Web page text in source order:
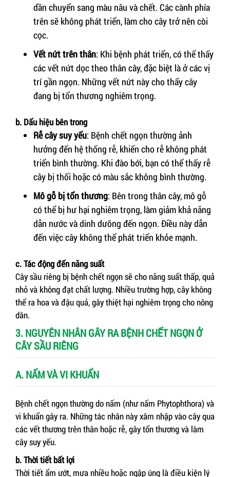
dần chuyển sang màu nâu và chết. Các cành phía
trên sẽ không phát triển, làm cho cây trở nên còi
cọc.
Vết nứt trên thân: Khi bệnh phát triển, có thể thấy
các vết nứt dọc theo thân cây, đặc biệt là ở các vị
trí gần ngọn. Những vết nứt này cho thấy cây
đang bị tổn thương nghiêm trọng.
b. Dấu hiệu bên trong
Rễ cây suy yếu: Bệnh chết ngọn thường ảnh
hưởng đến hệ thống rễ, khiến cho rễ không phát
triển bình thường. Khi đào bới, bạn có thể thấy rễ
cây bị thối hoặc có màu sắc không bình thường.
Mô gỗ bị tổn thương: Bên trong thân cây, mô gỗ
có thể bị hư hại nghiêm trọng, làm giảm khả năng
dẫn nước và dinh dưỡng đến ngọn. Điều này dẫn
đến việc cây không thể phát triển khỏe mạnh.
c. Tác động đến năng suất
Cây sầu riêng bị bệnh chết ngọn sẽ cho năng suất thấp, quả
nhỏ và không đạt chất lượng. Nhiều trường hợp, cây không
thể ra hoa và đậu quả, gây thiệt hại nghiêm trọng cho nông
dân.
3. NGUYÊN NHÂN GÂY RA BỆNH CHẾT NGỌN Ở
CÂY SẦU RIÊNG
A. NẤM VÀ VI KHUẨN
Bệnh chết ngọn thường do nấm (như nấm Phytophthora) và
vi khuẩn gây ra. Những tác nhân này xâm nhập vào cây qua
các vết thương trên thân hoặc rễ, gây tổn thương và làm
cây suy yếu.
b. Thời tiết bất lợi
Thời tiết ẩm ướt, mưa nhiều hoặc ngập úng là điều kiện lý